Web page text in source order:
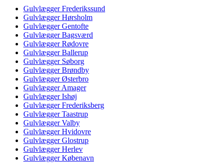
Gulvlægger Frederikssund
Gulvlægger Hørsholm
Gulvlægger Gentofte
Gulvlægger Bagsværd
Gulvlægger Rødovre
Gulvlægger Ballerup
Gulvlægger Søborg
Gulvlægger Brøndby
Gulvlægger Østerbro
Gulvlægger Amager
Gulvlægger Ishøj
Gulvlægger Frederiksberg
Gulvlægger Taastrup
Gulvlægger Valby
Gulvlægger Hvidovre
Gulvlægger Glostrup
Gulvlægger Herlev
Gulvlægger Købenavn